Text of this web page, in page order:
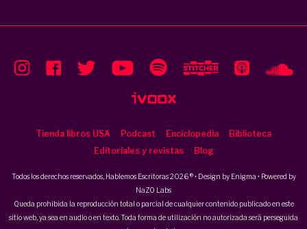
Tienda libros USA Podcast Enciclopedia
Biblioteca
Editoriales y revistas
Blog
Todos los derechos reservados, Hablemos Escritoras 2026 ® • Design by Enigma • Powered by
NaZO Labs
Queda prohibida la reproducción total o parcial de cualquier contenido publicado en este
sitio web, ya sea en audio o en texto. Toda forma de utilización no autorizada será perseguida